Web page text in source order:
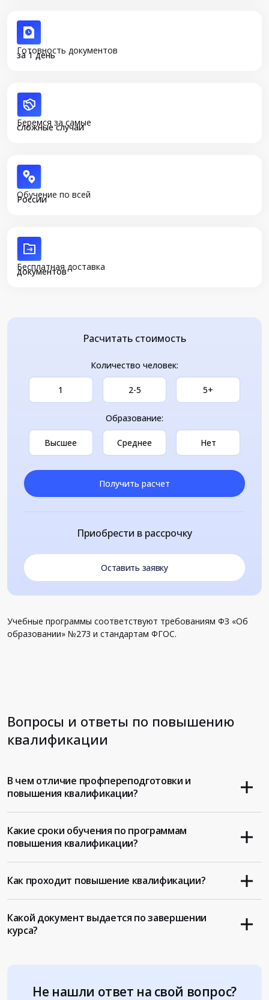
Готовность документов
за 1 день
Беремся за самые
сложные случаи
Обучение по всей
России
Бесплатная доставка
документов
Расчитать стоимость
Количество человек:
1 2-5 5+
Образование:
Высшее Среднее Нет
Получить расчет
Приобрести в рассрочку
Оставить заявку
Учебные программы соответствуют требованиям ФЗ «Об
образовании» №273 и стандартам ФГОС.
Вопросы и ответы по повышению
квалификации
Не нашли ответ на свой вопрос?
В чем отличие профпереподготовки и
повышения квалификации?
Какие сроки обучения по программам
повышения квалификации?
Как проходит повышение квалификации?
Какой документ выдается по завершении
курса?